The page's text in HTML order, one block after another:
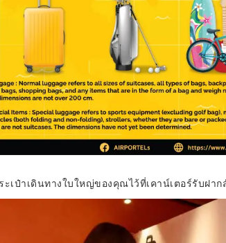
ะเป๋าเดินทางใบใหญ่ของคุณไว้ที่เคาน์เตอร์รับฝาก